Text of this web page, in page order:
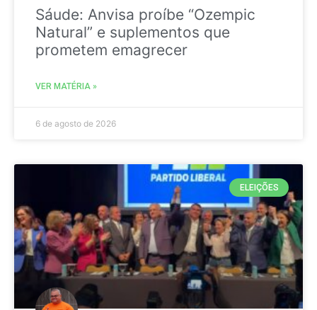
Sáude: Anvisa proíbe “Ozempic
Natural” e suplementos que
prometem emagrecer
VER MATÉRIA »
6 de agosto de 2026
ELEIÇÕES